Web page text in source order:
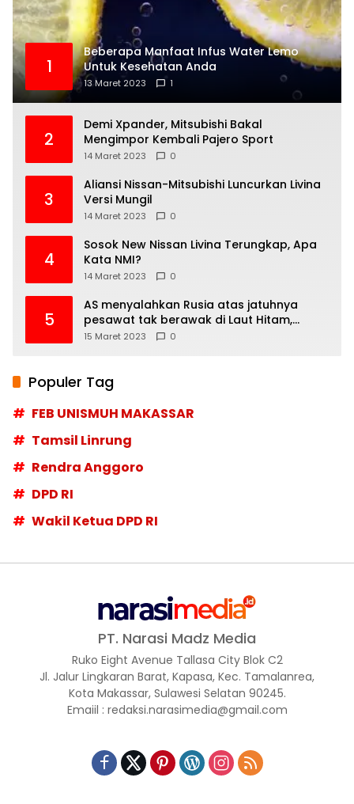
1
Beberapa Manfaat Infus Water Lemo
Untuk Kesehatan Anda
13 Maret 2023 1
2
Demi Xpander, Mitsubishi Bakal
Mengimpor Kembali Pajero Sport
14 Maret 2023 0
3
Aliansi Nissan-Mitsubishi Luncurkan Livina
Versi Mungil
14 Maret 2023 0
4
Sosok New Nissan Livina Terungkap, Apa
Kata NMI?
14 Maret 2023 0
5
AS menyalahkan Rusia atas jatuhnya
pesawat tak berawak di Laut Hitam,
Moskow menyangkal
15 Maret 2023 0
Populer Tag
FEB UNISMUH MAKASSAR
Tamsil Linrung
Rendra Anggoro
DPD RI
Wakil Ketua DPD RI
PT. Narasi Madz Media
Ruko Eight Avenue Tallasa City Blok C2
Jl. Jalur Lingkaran Barat, Kapasa, Kec. Tamalanrea,
Kota Makassar, Sulawesi Selatan 90245.
Emaiil : redaksi.narasimedia@gmail.com